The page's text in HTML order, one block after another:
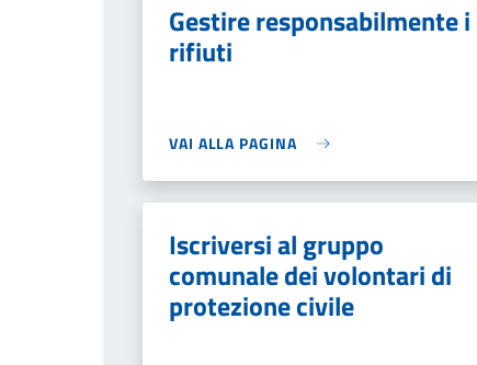
Gestire responsabilmente i
rifiuti
VAI ALLA PAGINA
Iscriversi al gruppo
comunale dei volontari di
protezione civile